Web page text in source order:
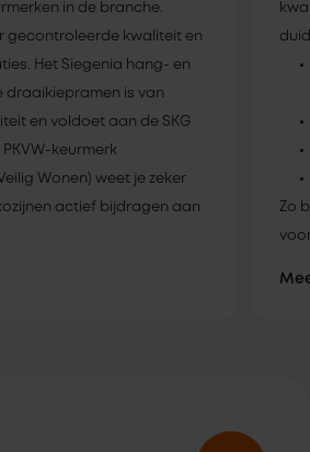
in de branche.
gecontroleerde kwaliteit en
Het Siegenia hang- en
draaikiepramen is van
en voldoet aan de SKG
keurmerk
Wonen) weet je zeker
actief bijdragen aan Zo